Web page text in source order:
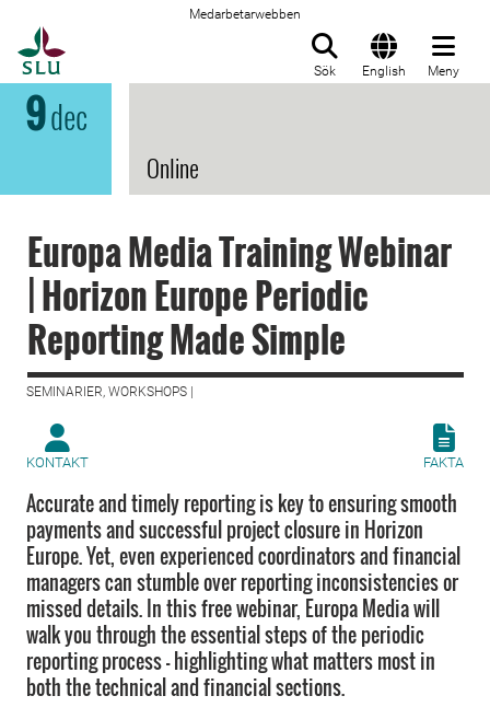
Medarbetarwebben
Sök English Meny
9dec
Online
Europa Media Training Webinar
| Horizon Europe Periodic
Reporting Made Simple
SEMINARIER, WORKSHOPS |
KONTAKT FAKTA
Accurate and timely reporting is key to ensuring smooth
payments and successful project closure in Horizon
Europe. Yet, even experienced coordinators and financial
managers can stumble over reporting inconsistencies or
missed details. In this free webinar, Europa Media will
walk you through the essential steps of the periodic
reporting process — highlighting what matters most in
both the technical and financial sections.